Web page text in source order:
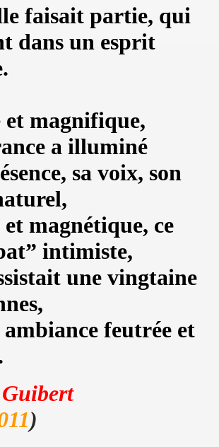
faisait partie, qui
dans un esprit
et magnifique,
a illuminé
sa voix, son
magnétique, ce
intimiste,
une vingtaine
ambiance feutrée et
)
19 octobre 2018 a La Seine Musicale
a Paris pour l enregistrement de
rendre visite a MARIE FRANCE.
2018 pour le tournage du film
: interview dans "La Gazette du
les plus terribles"), BOBBIE
de l album "JOHNNY,
FRANCE (avec STAIV GENTIS) par
a La Cigale (Paris) et au
HALLYDAY le 9 decembre
dans l'exposition "DAHO L'AIME
Clash sur Paris") le 9 septembre